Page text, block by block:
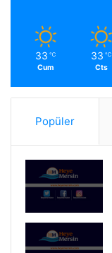
33 ℃
Cum
33 ℃
Cts
Popüler